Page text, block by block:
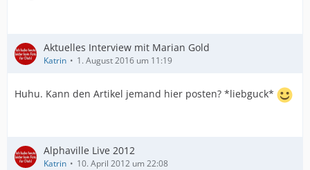
Aktuelles Interview mit Marian Gold
Katrin 1. August 2016 um 11:19
Huhu. Kann den Artikel jemand hier posten? *liebguck*
Alphaville Live 2012
Katrin 10. April 2012 um 22:08